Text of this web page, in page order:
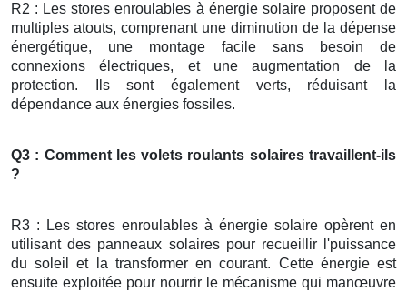
R2 : Les stores enroulables à énergie solaire proposent de
multiples atouts, comprenant une diminution de la dépense
énergétique, une montage facile sans besoin de
connexions électriques, et une augmentation de la
protection. Ils sont également verts, réduisant la
dépendance aux énergies fossiles.
Q3 : Comment les volets roulants solaires travaillent-ils
?
R3 : Les stores enroulables à énergie solaire opèrent en
utilisant des panneaux solaires pour recueillir l'puissance
du soleil et la transformer en courant. Cette énergie est
ensuite exploitée pour nourrir le mécanisme qui manœuvre